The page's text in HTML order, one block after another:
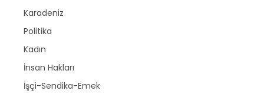
Karadeniz
Politika
Kadın
İnsan Hakları
İşçi-Sendika-Emek